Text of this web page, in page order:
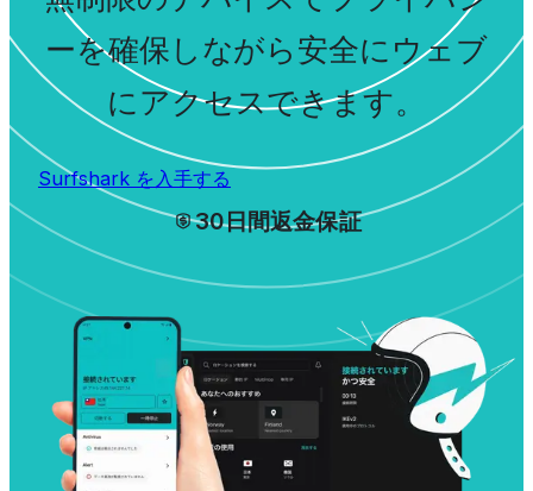
ーを確保しながら安全にウェブ
にアクセスできます。
Surfshark を入手する
30日間返金保証